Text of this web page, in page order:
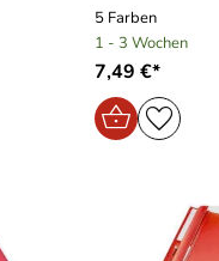
5 Farben
1 - 3 Wochen
7,49 €*